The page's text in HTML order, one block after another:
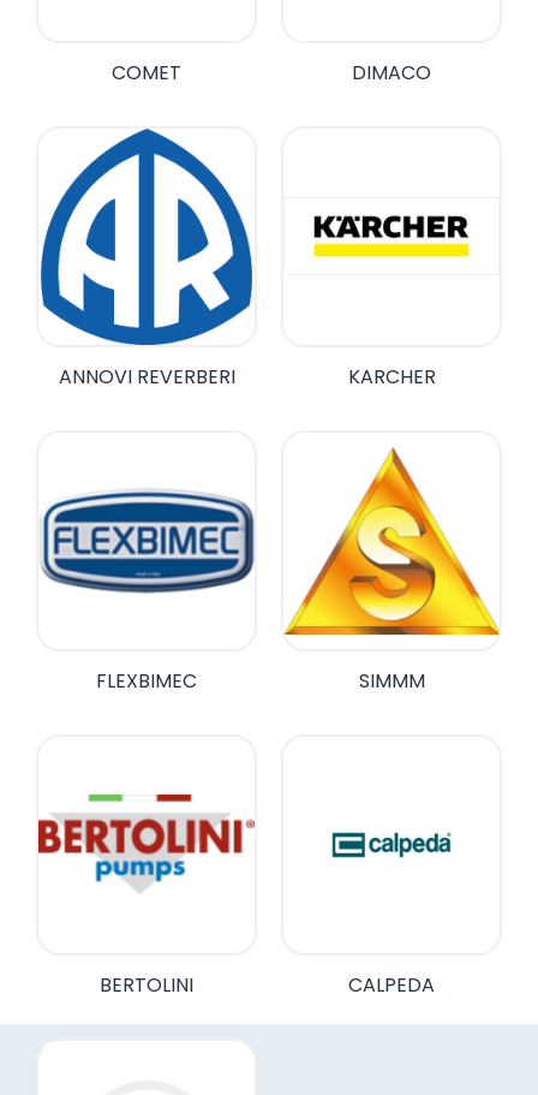
COMET DIMACO
ANNOVI REVERBERI KARCHER
FLEXBIMEC SIMMM
BERTOLINI CALPEDA